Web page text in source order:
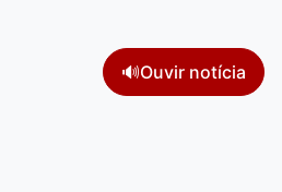
🔊Ouvir notícia